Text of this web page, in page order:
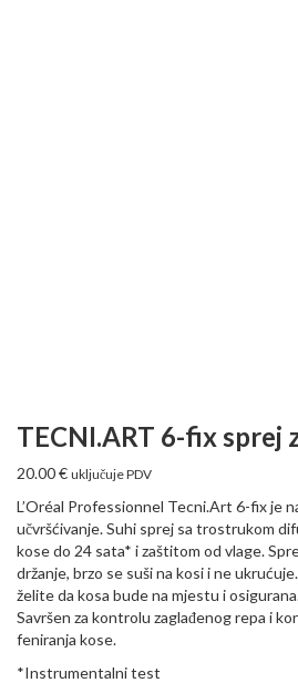
TECNI.ART 6-fix sprej
20.00€ uključuje PDV
L’Oréal Professionnel Tecni.Art 6-fix je
učvršćivanje. Suhi sprej sa trostrukom
kose do 24 sata* i zaštitom od vlage.
držanje, brzo se suši na kosi i ne
želite da kosa bude na mjestu i
Savršen za kontrolu zaglađenog repa i
feniranja kose.
*Instrumentalni test